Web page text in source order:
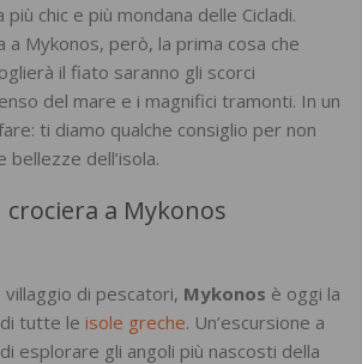
più chic e più mondana delle Cicladi.
a Mykonos, però, la prima cosa che
il fiato saranno gli scorci
del mare e i magnifici tramonti. In un
ti diamo qualche consiglio per non
dell’isola.
crociera a Mykonos
di pescatori, Mykonos è oggi la
tutte le isole greche. Un’escursione a
esplorare gli angoli più nascosti della